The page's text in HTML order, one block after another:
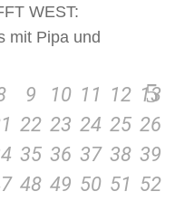
WEST:
mit Pipa und
9 10 11 12 13
22 23 24 25 26
35 36 37 38 39
48 49 50 51 52